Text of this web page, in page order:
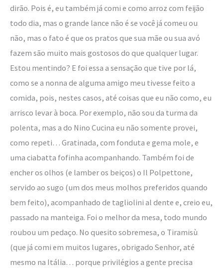
dirão. Pois é, eu também já comi e como arroz com feijão
todo dia, mas o grande lance não é se você já comeu ou
não, mas o fato é que os pratos que sua mãe ou sua avó
fazem são muito mais gostosos do que qualquer lugar.
Estou mentindo? E foi essa a sensação que tive por lá,
como se a nonna de alguma amigo meu tivesse feito a
comida, pois, nestes casos, até coisas que eu não como, eu
arrisco levar à boca. Por exemplo, não sou da turma da
polenta, mas a do Nino Cucina eu não somente provei,
como repeti… Gratinada, com fonduta e gema mole, e
uma ciabatta fofinha acompanhando. Também foi de
encher os olhos (e lamber os beiços) o Il Polpettone,
servido ao sugo (um dos meus molhos preferidos quando
bem feito), acompanhado de tagliolini al dente e, creio eu,
passado na manteiga. Foi o melhor da mesa, todo mundo
roubou um pedaço. No quesito sobremesa, o Tiramisù
(que já comi em muitos lugares, obrigado Senhor, até
mesmo na Itália… porque privilégios a gente precisa